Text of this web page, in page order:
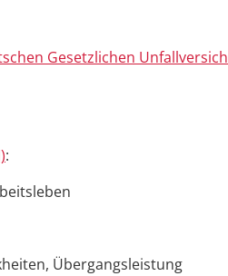
Gesetzlichen
:
Übergangsleistung